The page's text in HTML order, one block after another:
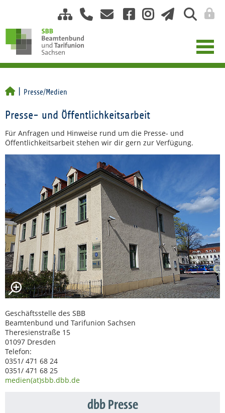
Presse/Medien
Presse- und Öffentlichkeitsarbeit
Für Anfragen und Hinweise rund um die Presse- und
Öffentlichkeitsarbeit stehen wir dir gern zur Verfügung.
Geschäftsstelle des SBB
Beamtenbund und Tarifunion Sachsen
Theresienstraße 15
01097 Dresden
Telefon:
0351/ 471 68 24
0351/ 471 68 25
medien(at)sbb.dbb.de
dbb Presse